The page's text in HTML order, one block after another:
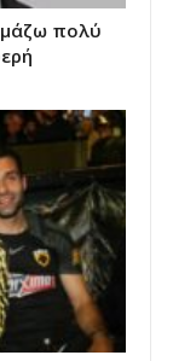
πολύ